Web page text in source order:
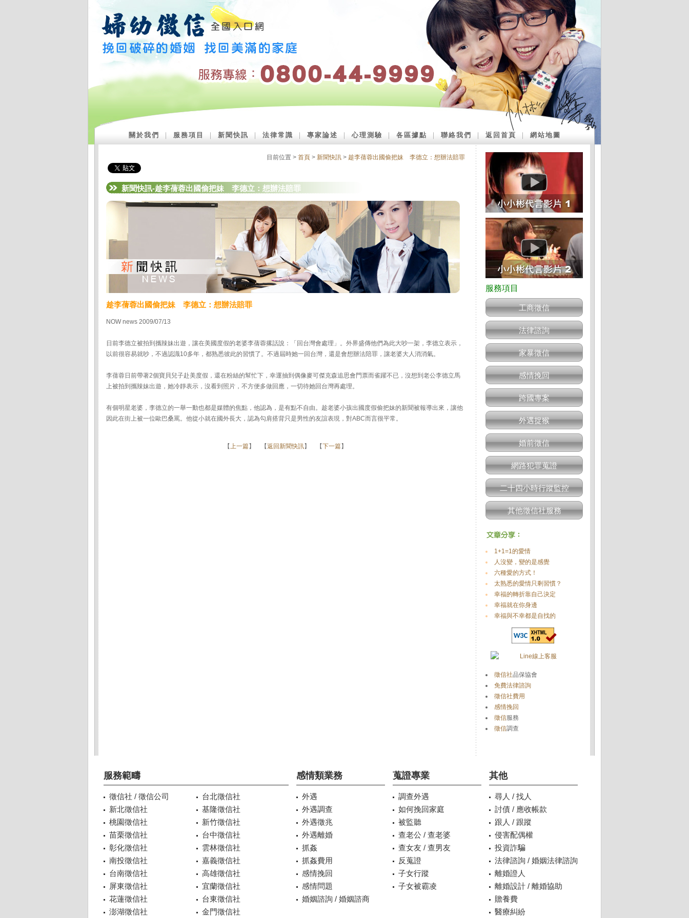
關於我們 服務項目 新聞快訊 法律常識 專家論述 ｜心理測驗 各區據點 聯絡我們 返回首頁 網站地圖
目前位置 > 首頁 > 新聞快訊 > 趁李蒨蓉出國偷把妹 李德立：想辦法賠罪
新聞快訊-趁李蒨蓉出國偷把妹 李德立：想辦法賠罪
趁李蒨蓉出國偷把妹 李德立：想辦法賠罪
NOW news 2009/07/13
日前李德立被拍到攜辣妹出遊，讓在美國度假的老婆李蒨蓉撂話說：「回台灣會處理」。外界盛傳他們為此大吵一架，李德立表示，
以前很容易就吵，不過認識10多年，都熟悉彼此的習慣了。不過屆時她一回台灣，還是會想辦法陪罪，讓老婆大人消消氣。
李蒨蓉日前帶著2個寶貝兒子赴美度假，還在粉絲的幫忙下，幸運抽到偶像麥可傑克森追思會門票而雀躍不已，沒想到老公李德立馬
上被拍到攜辣妹出遊，她冷靜表示，沒看到照片，不方便多做回應，一切待她回台灣再處理。
有個明星老婆，李德立的一舉一動也都是媒體的焦點，他認為，是有點不自由。趁老婆小孩出國度假偷把妹的新聞被報導出來，讓他
因此在街上被一位歐巴桑罵。他從小就在國外長大，認為勾肩搭背只是男性的友誼表現，對ABC而言很平常。
【上一篇】 【返回新聞快訊】 【下一篇】
工商徵信
法律諮詢
家暴徵信
感情挽回
跨國專案
外遇捉猴
婚前徵信
網路犯罪蒐證
二十四小時行蹤監控
其他徵信社服務
1+1=1的愛情
人沒變，變的是感覺
六種愛的方式！
太熟悉的愛情只剩習慣？
幸福的轉折靠自己決定
幸福就在你身邊
幸福與不幸都是自找的
徵信社品保協會
免費法律諮詢
徵信社費用
感情挽回
徵信服務
徵信調查
服務範疇
徵信社 / 徵信公司
台北徵信社
新北徵信社
基隆徵信社
桃園徵信社
新竹徵信社
苗栗徵信社
台中徵信社
彰化徵信社
雲林徵信社
南投徵信社
嘉義徵信社
台南徵信社
高雄徵信社
屏東徵信社
宜蘭徵信社
花蓮徵信社
台東徵信社
澎湖徵信社
金門徵信社
感情類業務
外遇
外遇調查
外遇徵兆
外遇離婚
抓姦
抓姦費用
感情挽回
感情問題
婚姻諮詢 / 婚姻諮商
蒐證專業
調查外遇
如何挽回家庭
被監聽
查老公 / 查老婆
查女友 / 查男友
反蒐證
子女行蹤
子女被霸凌
其他
尋人 / 找人
討債 / 應收帳款
跟人 / 跟蹤
侵害配偶權
投資詐騙
法律諮詢 / 婚姻法律諮詢
離婚證人
離婚設計 / 離婚協助
贍養費
醫療糾紛